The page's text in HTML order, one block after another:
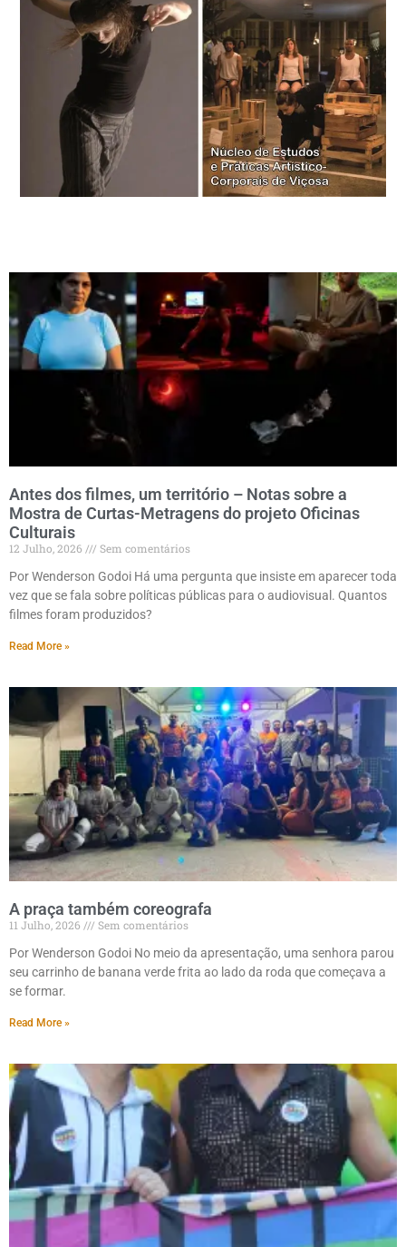
Antes dos filmes, um território – Notas sobre a
Mostra de Curtas-Metragens do projeto Oficinas
Culturais
12 Julho, 2026
Sem comentários
Por Wenderson Godoi Há uma pergunta que insiste em aparecer toda
vez que se fala sobre políticas públicas para o audiovisual. Quantos
filmes foram produzidos?
Read More »
A praça também coreografa
11 Julho, 2026
Sem comentários
Por Wenderson Godoi No meio da apresentação, uma senhora parou
seu carrinho de banana verde frita ao lado da roda que começava a
se formar.
Read More »